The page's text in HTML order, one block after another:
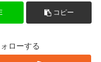
コピー
ローする